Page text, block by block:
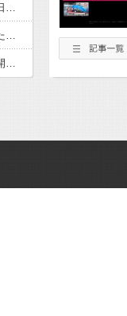
なぜ今、熊本で「軍都」復活？ 「日本を守る前に日常生活を守って」(東京新聞)
ロシア「高市は誰が原爆を投下したか言及しなかった。広島と長崎に落ちたのはUFOだと思っているのか?」
長崎市平和祈念式典で台湾駐日代表を冷遇「核兵器開発計画を拡張している中国の意向だ！」